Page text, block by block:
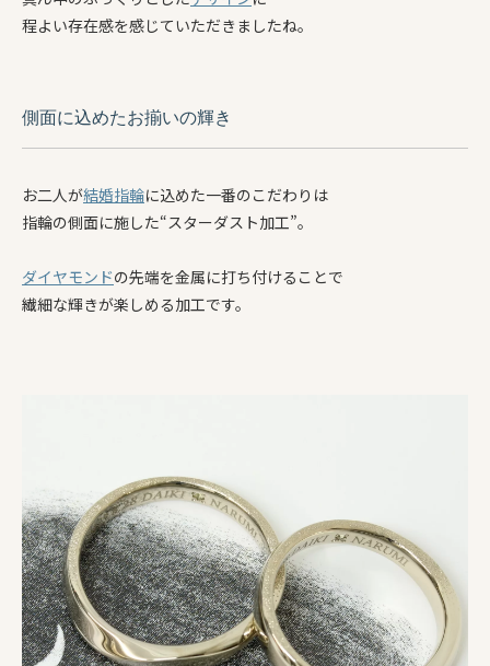
程よい存在感を感じていただきましたね。
側面に込めたお揃いの輝き
お二人が結婚指輪に込めた一番のこだわりは
指輪の側面に施した“スターダスト加工”。
ダイヤモンドの先端を金属に打ち付けることで
繊細な輝きが楽しめる加工です。